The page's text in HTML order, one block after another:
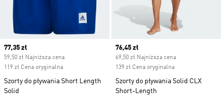
Current price
77,35 zł
59,50 zł Najniższa cena
119 zł Cena oryginalna
Szorty do pływania Short Length
Solid
Current price
76,45 zł
69,50 zł Najniższa cena
139 zł Cena oryginalna
Szorty do pływania Solid CLX
Short-Length